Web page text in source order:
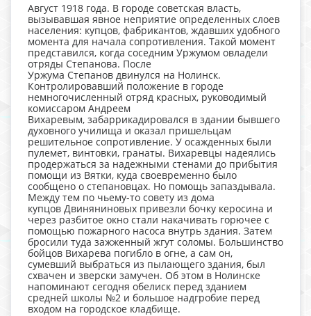
Август 1918 года. В городе советская власть,
вызывавшая явное неприятие определенных слоев
населения: купцов, фабрикантов, ждавших удобного
момента для начала сопротивления. Такой момент
представился, когда соседним Уржумом овладели
отряды Степанова. После
Уржума Степанов двинулся на Нолинск.
Контролировавший положение в городе
немногочисленный отряд красных, руководимый
комиссаром Андреем
Вихаревым, забаррикадировался в здании бывшего
духовного училища и оказал пришельцам
решительное сопротивление. У осажденных были
пулемет, винтовки, гранаты. Вихаревцы надеялись
продержаться за надежными стенами до прибытия
помощи из Вятки, куда своевременно было
сообщено о степановцах. Но помощь запаздывала.
Между тем по чьему-то совету из дома
купцов Двиняниновых привезли бочку керосина и
через разбитое окно стали накачивать горючее с
помощью пожарного насоса внутрь здания. Затем
бросили туда зажженный жгут соломы. Большинство
бойцов Вихарева погибло в огне, а сам он,
сумевший выбраться из пылающего здания, был
схвачен и зверски замучен. Об этом в Нолинске
напоминают сегодня обелиск перед зданием
средней школы №2 и большое надгробие перед
входом на городское кладбище.